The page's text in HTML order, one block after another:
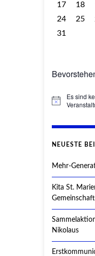
17
18
24
25
31
Hinweis
Es sind
NEUESTE
Mehr-
Kita St.
Gemeinschaft
Nikolaus